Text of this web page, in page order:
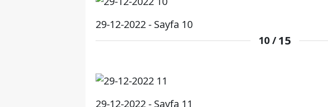
29-12-2022 - Sayfa 10
10 /15
29-12-2022 - Sayfa 11